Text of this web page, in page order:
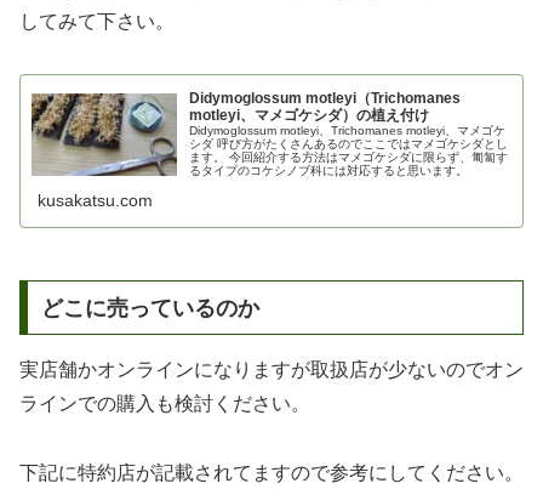
してみて下さい。
Didymoglossum motleyi（Trichomanes
motleyi、マメゴケシダ）の植え付け
Didymoglossum motleyi、Trichomanes motleyi、マメゴケ
シダ 呼び方がたくさんあるのでここではマメゴケシダとし
ます。 今回紹介する方法はマメゴケシダに限らず、匍匐す
るタイプのコケシノブ科には対応すると思います。
kusakatsu.com
どこに売っているのか
実店舗かオンラインになりますが取扱店が少ないのでオン
ラインでの購入も検討ください。
下記に特約店が記載されてますので参考にしてください。